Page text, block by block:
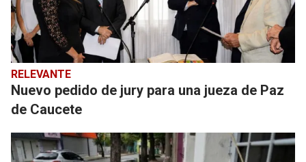
RELEVANTE
Nuevo pedido de jury para una jueza de Paz
de Caucete